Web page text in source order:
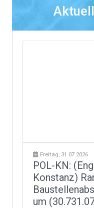
Freitag, 31.07.2026
POL-KN:
Konstanz)
um